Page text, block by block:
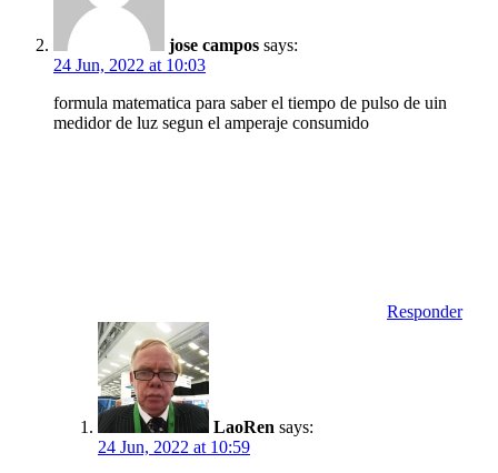
jose campos says:
24 Jun, 2022 at 10:03
formula matematica para saber el tiempo de pulso de uin
medidor de luz segun el amperaje consumido
Responder
LaoRen says:
24 Jun, 2022 at 10:59